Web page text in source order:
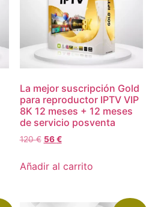
La mejor suscripción Gold
para reproductor IPTV VIP
8K 12 meses + 12 meses
de servicio posventa
120€ 56€
Añadir al carrito